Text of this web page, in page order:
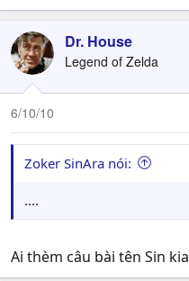
Dr. House
Legend of Zelda
6/10/10
Zoker SinAra nói:
....
Ai thèm câu bài tên Sin kia